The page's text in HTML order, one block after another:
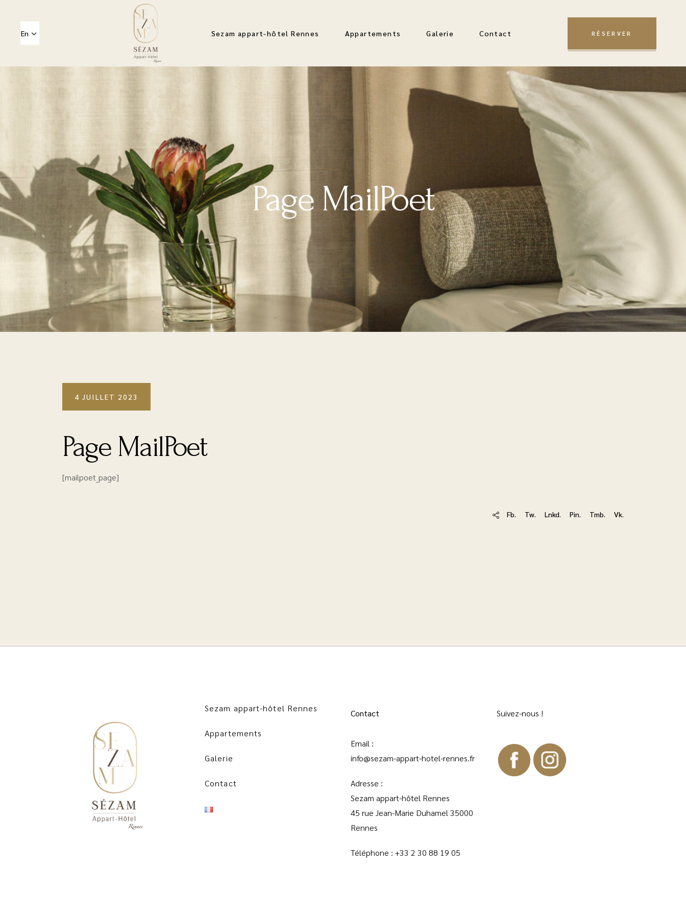
En Sezam appart-hôtel Rennes Appartements Galerie Contact RÉSERVER
Page MailPoet
4 JUILLET 2023
Page MailPoet
[mailpoet_page]
Fb. Tw. Lnkd. Pin. Tmb. Vk.
Sezam appart-hôtel Rennes
Appartements
Galerie
Contact
Contact
Email :
info@sezam-appart-hotel-rennes.fr
Adresse :
Sezam appart-hôtel Rennes
45 rue Jean-Marie Duhamel 35000
Rennes
Téléphone : +33 2 30 88 19 05
Suivez-nous !